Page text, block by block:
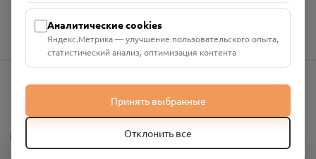
Кор. счёт: 30101810200000000593
info@pomnim.online
Аналитические cookies
Яндекс.Метрика — улучшение пользовательского опыта,
статистический анализ, оптимизация контента
Принять выбранные
Отклонить все